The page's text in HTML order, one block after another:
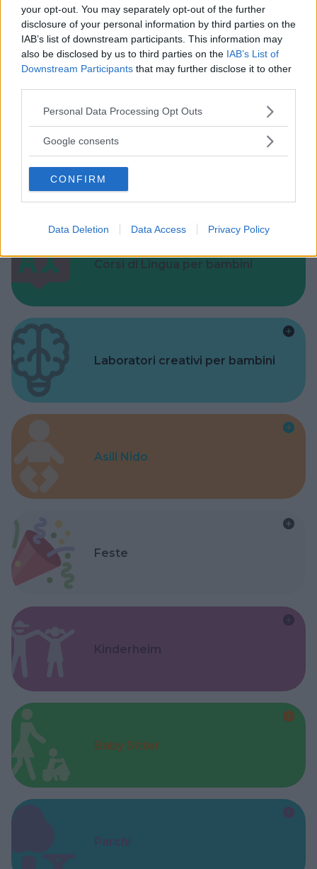
your opt-out. You may separately opt-out of the further
disclosure of your personal information by third parties on the
IAB’s list of downstream participants. This information may
also be disclosed by us to third parties on the IAB’s List of
Downstream Participants that may further disclose it to other
Please note that this website/app uses one or more Google
not limited to your visit or usage behaviour. You may click to
use your data for below specified purposes in below Google
consent section.
Personal Data Processing Opt Outs
Google consents
CONFIRM
Data Deletion Data Access Privacy Policy
Cerca altre strutture
Alberghi
Valigie per il Parto
Corsi di Lingua per bambini
Laboratori creativi per bambini
Asili Nido
Feste
Kinderheim
Baby Sitter
Parchi